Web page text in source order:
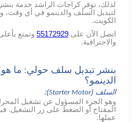
لذلك، توفر كراجات الراشد خدمة
لتبديل السلف والدينمو في أي
الكويت.
اتصل الآن على55172929 وتمتع
والاحترافية.
بنشر تبديل سلف حولي: ما
الدينمو؟
السلف (Starter Motor
):
وهو الجزء المسؤول عن تشغيل
المفتاح أو الضغط على زر التشغيل.
عملها.